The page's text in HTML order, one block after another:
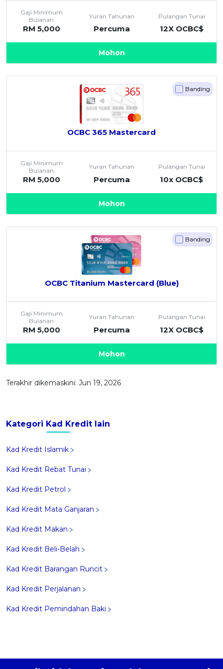
Promo OCBC - Hadiah Pilihan Anda
Artikel Terkini
Pinjaman Peribadi
Kad
Pelaburan
Pengurusan Kewangan
Pinjaman Perumahan
SPECIAL PROMO
Promo RHB Bank Kad Kredit
Gaji Minimum
Bulanan
RM 5,000
Yuran Tahunan
Percuma
Pulangan Tunai
12X OCBC$
Mohon
Banding
OCBC 365 Mastercard
Gaji Minimum
Bulanan
RM 5,000
Yuran Tahunan
Percuma
Pulangan Tunai
10x OCBC$
Mohon
Banding
OCBC Titanium Mastercard (Blue)
Gaji Minimum
Bulanan
RM 5,000
Yuran Tahunan
Percuma
Pulangan Tunai
12X OCBC$
Mohon
Terakhir dikemaskini: Jun 19, 2026
Kategori Kad Kredit lain
Kad Kredit Islamik
Kad Kredit Rebat Tunai
Kad Kredit Petrol
Kad Kredit Mata Ganjaran
Kad Kredit Makan
Kad Kredit Beli-Belah
Kad Kredit Barangan Runcit
Kad Kredit Perjalanan
Kad Kredit Pemindahan Baki